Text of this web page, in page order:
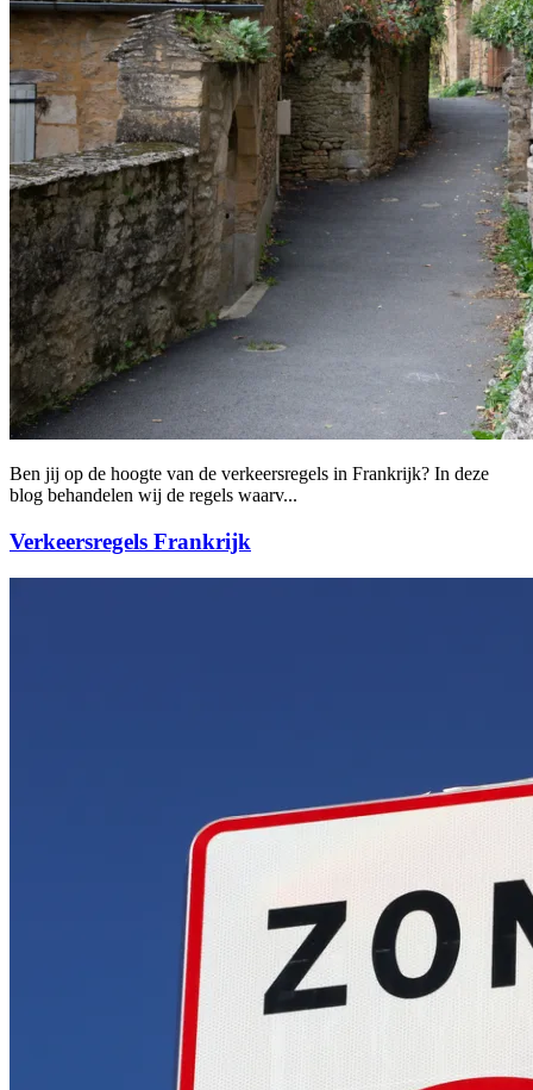
Ben jij op de hoogte van de verkeersregels in Frankrijk? In deze
blog behandelen wij de regels waarv...
Verkeersregels Frankrijk